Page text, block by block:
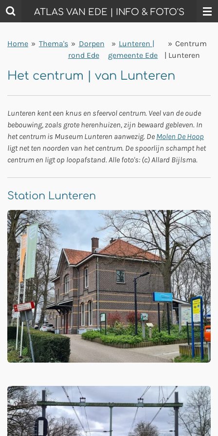
Ga
direct
de
ATLAS VAN EDE | INFO & FOTO'S
Home » Thema's » Dorpen
rond Ede
» Lunteren |
gemeente Ede
» Centrum
| Lunteren
Het centrum | van Lunteren
Lunteren kent een knus en sfeervol centrum. Veel van de oude
bebouwing, zoals grote herenhuizen, zijn bewaard gebleven. In
het centrum is Museum Lunteren aanwezig. De Molen De Hoop
ligt net ten noorden van het centrum. De spoorlijn schampt het
centrum en ligt op loopafstand. Alle foto's: (c) Allard Bijlsma.
Station Lunteren